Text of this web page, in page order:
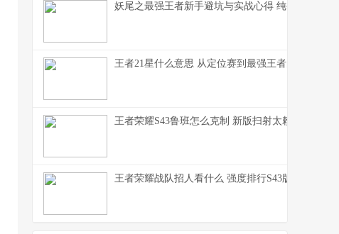
妖尾之最强王者新手避坑与实战心得 纯手打老玩家
王者21星什么意思 从定位赛到最强王者的段位全解
王者荣耀S43鲁班怎么克制 新版扫射太赖了这些英
王者荣耀战队招人看什么 强度排行S43版本上分密